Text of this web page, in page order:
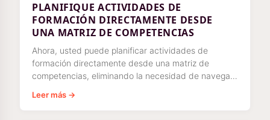
PLANIFIQUE ACTIVIDADES DE
FORMACIÓN DIRECTAMENTE DESDE
UNA MATRIZ DE COMPETENCIAS
Ahora, usted puede planificar actividades de
formación directamente desde una matriz de
competencias, eliminando la necesidad de navegar
puede hacerlo directamente
Leer más →